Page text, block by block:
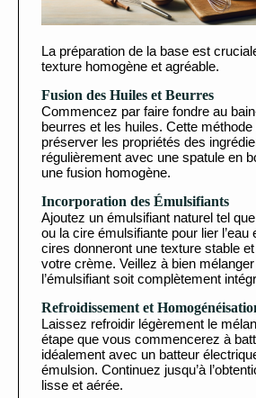
La préparation de la base est
texture homogène et agréable.
Fusion des Huiles et Beurres
Commencez par faire fondre au
beurres et les huiles. Cette
préserver les propriétés des
régulièrement avec une spatule en
une fusion homogène.
Incorporation des Émulsifiants
Ajoutez un émulsifiant naturel tel que
ou la cire émulsifiante pour lier l’eau
cires donneront une texture stable
votre crème. Veillez à bien
l’émulsifiant soit complètement
Refroidissement et
Laissez refroidir légèrement le
étape que vous commencerez à
idéalement avec un batteur
émulsion. Continuez jusqu’à
lisse et aérée.